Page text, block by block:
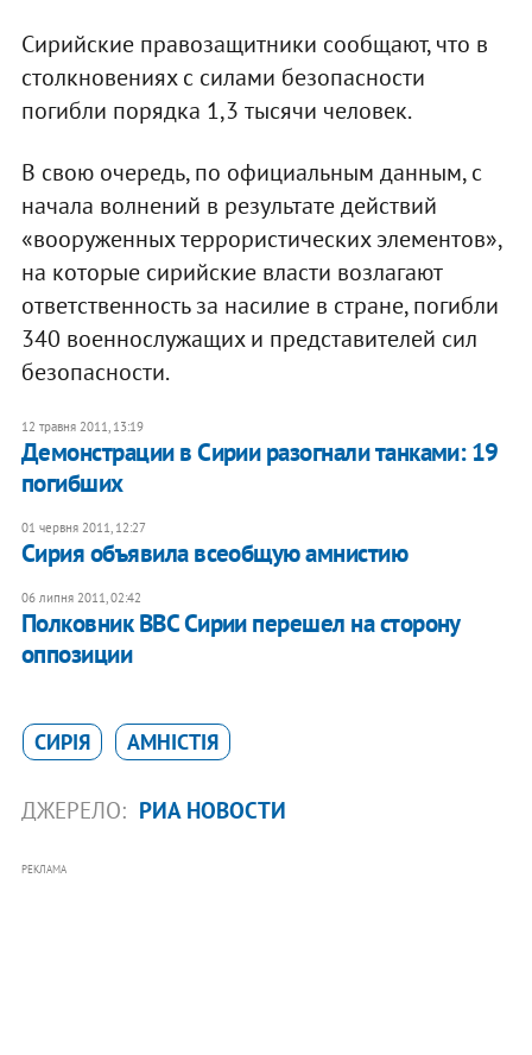
Сирийские правозащитники сообщают, что в
столкновениях с силами безопасности
погибли порядка 1,3 тысячи человек.
В свою очередь, по официальным данным, с
начала волнений в результате действий
«вооруженных террористических элементов»,
на которые сирийские власти возлагают
ответственность за насилие в стране, погибли
340 военнослужащих и представителей сил
безопасности.
12 травня 2011, 13:19
Демонстрации в Сирии разогнали танками: 19
погибших
01 червня 2011, 12:27
Сирия объявила всеобщую амнистию
06 липня 2011, 02:42
Полковник ВВС Сирии перешел на сторону
оппозиции
СИРІЯ АМНІСТІЯ
ДЖЕРЕЛО: РИА НОВОСТИ
РЕКЛАМА